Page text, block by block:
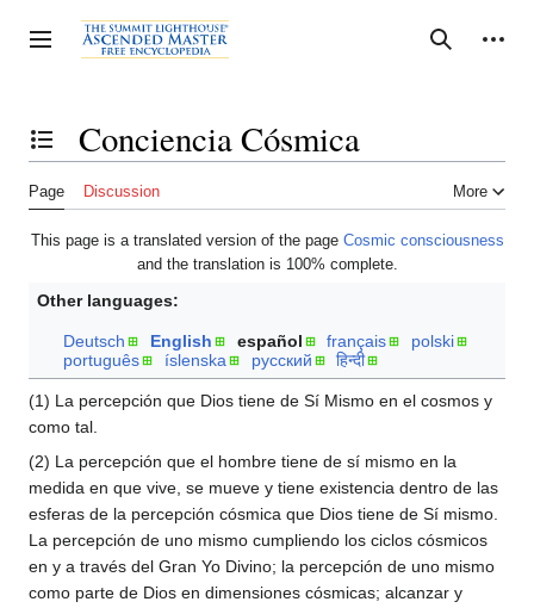
to
content
Toggle sidebar Search
Personal tools
Toggle the table of contentsConciencia Cósmica
Page Discussion More
This page is a translated version of the page Cosmic consciousness
and the translation is 100% complete.
Other languages:
Deutsch English español français
polski
português
íslenska русский हिन्दी
(1) La percepción que Dios tiene de Sí Mismo en el cosmos y
como tal.
(2) La percepción que el hombre tiene de sí mismo en la
medida en que vive, se mueve y tiene existencia dentro de las
esferas de la percepción cósmica que Dios tiene de Sí mismo.
La percepción de uno mismo cumpliendo los ciclos cósmicos
en y a través del Gran Yo Divino; la percepción de uno mismo
como parte de Dios en dimensiones cósmicas; alcanzar y